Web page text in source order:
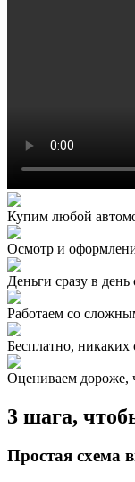
Купим любой
Осмотр и
Деньги сразу в
Работаем со
Бесплатно,
Оцениваем дороже,
3 шага,
Простая схема